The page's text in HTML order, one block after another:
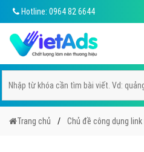
Hotline: 0964 82 6644
Trang chủ Chủ đề công dụng link